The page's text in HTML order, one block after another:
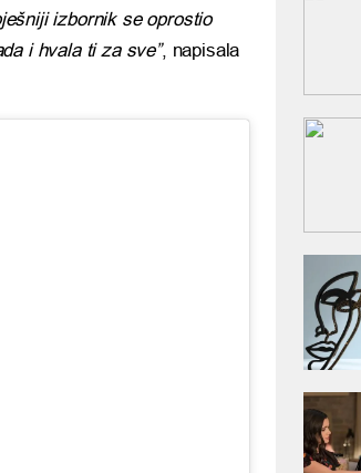
izbornik se oprostio
i hvala ti za sve”, napisala